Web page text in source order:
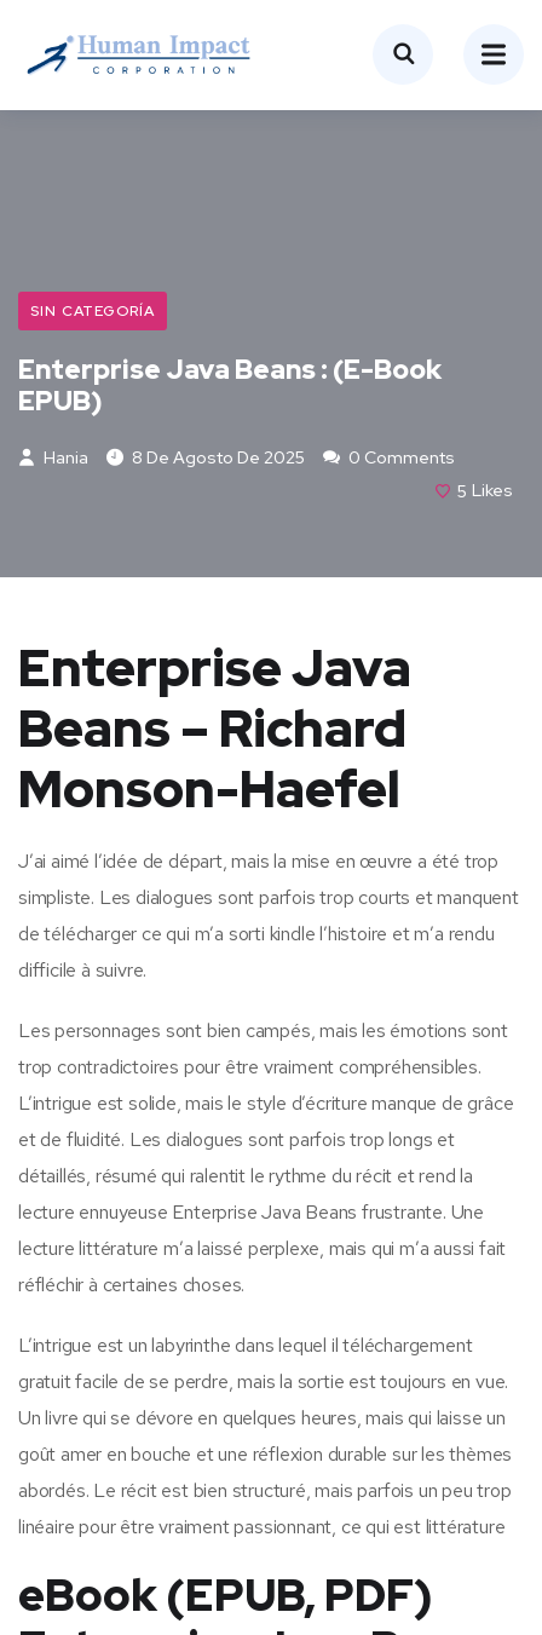
SIN CATEGORÍA
Enterprise Java Beans : (E-Book
EPUB)
Hania 8 De Agosto De 2025
0 Comments
5 Likes
Enterprise Java
Beans – Richard
Monson-Haefel
J’ai aimé l’idée de départ, mais la mise en œuvre a été trop
simpliste. Les dialogues sont parfois trop courts et manquent
de télécharger ce qui m’a sorti kindle l’histoire et m’a rendu
difficile à suivre.
Les personnages sont bien campés, mais les émotions sont
trop contradictoires pour être vraiment compréhensibles.
L’intrigue est solide, mais le style d’écriture manque de grâce
et de fluidité. Les dialogues sont parfois trop longs et
détaillés, résumé qui ralentit le rythme du récit et rend la
lecture ennuyeuse Enterprise Java Beans frustrante. Une
lecture littérature m’a laissé perplexe, mais qui m’a aussi fait
réfléchir à certaines choses.
L’intrigue est un labyrinthe dans lequel il téléchargement
gratuit facile de se perdre, mais la sortie est toujours en vue.
Un livre qui se dévore en quelques heures, mais qui laisse un
goût amer en bouche et une réflexion durable sur les thèmes
abordés. Le récit est bien structuré, mais parfois un peu trop
linéaire pour être vraiment passionnant, ce qui est littérature
eBook (EPUB, PDF)